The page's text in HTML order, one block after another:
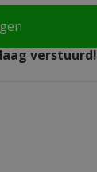
verstuurd!